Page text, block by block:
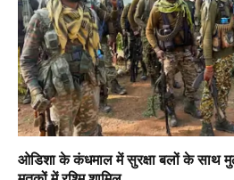
ओडिशा के कंधमाल में सुरक्षा बलों के साथ